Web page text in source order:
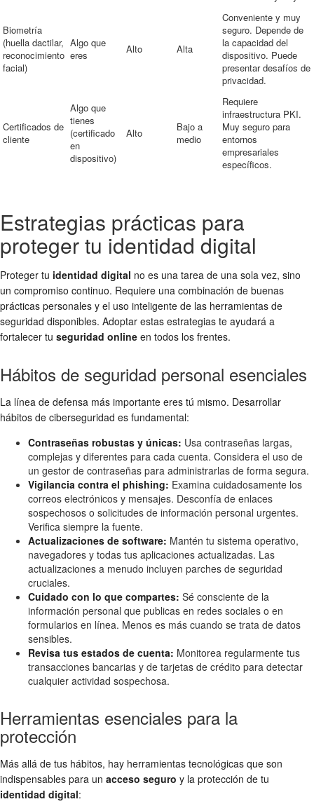
Biometría
(huella dactilar,
reconocimiento
facial)
Algo que
eres
Alto Alta
Conveniente y muy
seguro. Depende de
la capacidad del
dispositivo. Puede
presentar desafíos de
privacidad.
Certificados de
cliente
Algo que
tienes
(certificado
en
dispositivo)
Alto
Bajo a
medio
Requiere
infraestructura PKI.
Muy seguro para
entornos
empresariales
específicos.
Estrategias prácticas para
proteger tu identidad digital
Proteger tu identidad digital no es una tarea de una sola vez, sino
un compromiso continuo. Requiere una combinación de buenas
prácticas personales y el uso inteligente de las herramientas de
seguridad disponibles. Adoptar estas estrategias te ayudará a
fortalecer tu seguridad online en todos los frentes.
Hábitos de seguridad personal esenciales
La línea de defensa más importante eres tú mismo. Desarrollar
hábitos de ciberseguridad es fundamental:
Contraseñas robustas y únicas: Usa contraseñas largas,
complejas y diferentes para cada cuenta. Considera el uso de
un gestor de contraseñas para administrarlas de forma segura.
Vigilancia contra el phishing: Examina cuidadosamente los
correos electrónicos y mensajes. Desconfía de enlaces
sospechosos o solicitudes de información personal urgentes.
Verifica siempre la fuente.
Actualizaciones de software: Mantén tu sistema operativo,
navegadores y todas tus aplicaciones actualizadas. Las
actualizaciones a menudo incluyen parches de seguridad
cruciales.
Cuidado con lo que compartes: Sé consciente de la
información personal que publicas en redes sociales o en
formularios en línea. Menos es más cuando se trata de datos
sensibles.
Revisa tus estados de cuenta: Monitorea regularmente tus
transacciones bancarias y de tarjetas de crédito para detectar
cualquier actividad sospechosa.
Herramientas esenciales para la
protección
Más allá de tus hábitos, hay herramientas tecnológicas que son
indispensables para un acceso seguro y la protección de tu
identidad digital: